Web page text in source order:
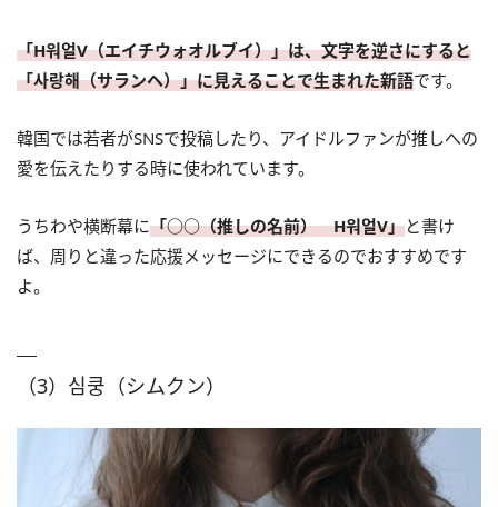
「H워얼V（エイチウォオルブイ）」は、文字を逆さにすると
「사랑해（サランヘ）」に見えることで生まれた新語です。
韓国では若者がSNSで投稿したり、アイドルファンが推しへの
愛を伝えたりする時に使われています。
うちわや横断幕に「○○（推しの名前） H워얼V」と書け
ば、周りと違った応援メッセージにできるのでおすすめです
よ。
（3）심쿵（シムクン）